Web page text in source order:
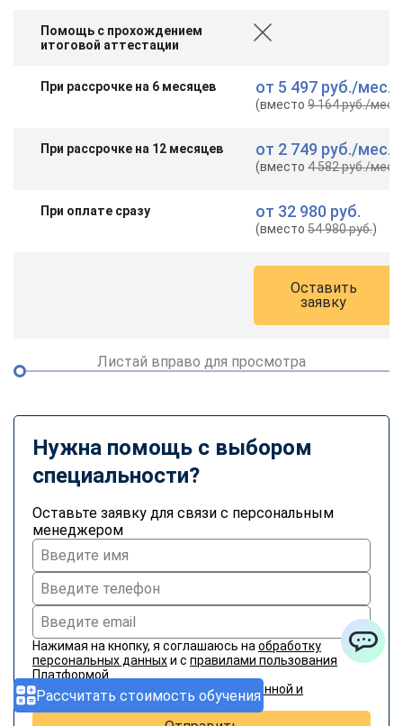
Рассчитать стоимость обучения
Помощь с прохождением
итоговой аттестации
При рассрочке на 6 месяцев от 5 497 руб./мес.
(вместо9 164 руб./мес.
При рассрочке на 12 месяцев от 2 749 руб./мес.
(вместо4 582 руб./мес.
При оплате сразу от 32 980 руб.
(вместо54 980 руб.)
Оставить
заявку
Листай вправо для просмотра
Нужна помощь с выбором
специальности?
Оставьте заявку для связи с персональным
менеджером
Нажимая на кнопку, я соглашаюсь на обработку
персональных данныхи с правилами пользования
Платформой
Согласен на получение информационной и
рекламной рассылки
EMail
Max
ChatApp